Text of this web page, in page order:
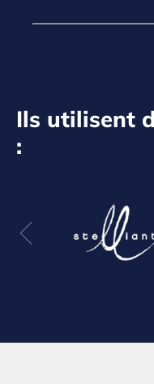
Ils utilisent
: